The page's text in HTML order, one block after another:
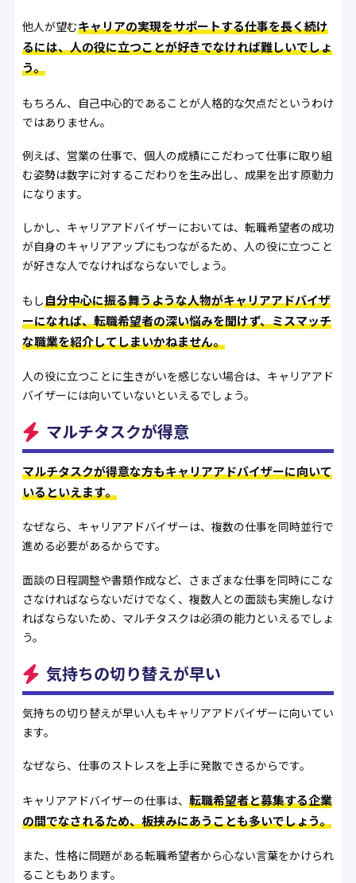
他人が望むキャリアの実現をサポートする仕事を長く続け
るには、人の役に立つことが好きでなければ難しいでしょ
う。
もちろん、自己中心的であることが人格的な欠点だというわけ
ではありません。
例えば、営業の仕事で、個人の成績にこだわって仕事に取り組
む姿勢は数字に対するこだわりを生み出し、成果を出す原動力
になります。
しかし、キャリアアドバイザーにおいては、転職希望者の成功
が自身のキャリアアップにもつながるため、人の役に立つこと
が好きな人でなければならないでしょう。
もし自分中心に振る舞うような人物がキャリアアドバイザ
ーになれば、転職希望者の深い悩みを聞けず、ミスマッチ
な職業を紹介してしまいかねません。
人の役に立つことに生きがいを感じない場合は、キャリアアド
バイザーには向いていないといえるでしょう。
マルチタスクが得意
マルチタスクが得意な方もキャリアアドバイザーに向いて
いるといえます。
なぜなら、キャリアアドバイザーは、複数の仕事を同時並行で
進める必要があるからです。
面談の日程調整や書類作成など、さまざまな仕事を同時にこな
さなければならないだけでなく、複数人との面談も実施しなけ
ればならないため、マルチタスクは必須の能力といえるでしょ
う。
気持ちの切り替えが早い
気持ちの切り替えが早い人もキャリアアドバイザーに向いてい
ます。
なぜなら、仕事のストレスを上手に発散できるからです。
キャリアアドバイザーの仕事は、 転職希望者と募集する企業
の間でなされるため、板挟みにあうことも多いでしょう。
また、性格に問題がある転職希望者から心ない言葉をかけられ
ることもあります。